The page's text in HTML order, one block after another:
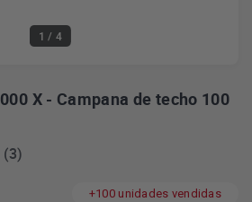
1 / 4
X - Campana de techo 100
(3)
+100 unidades vendidas